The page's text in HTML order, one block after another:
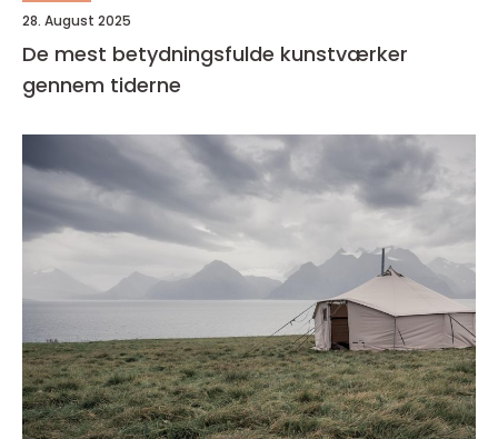
28. August 2025
De mest betydningsfulde kunstværker
gennem tiderne